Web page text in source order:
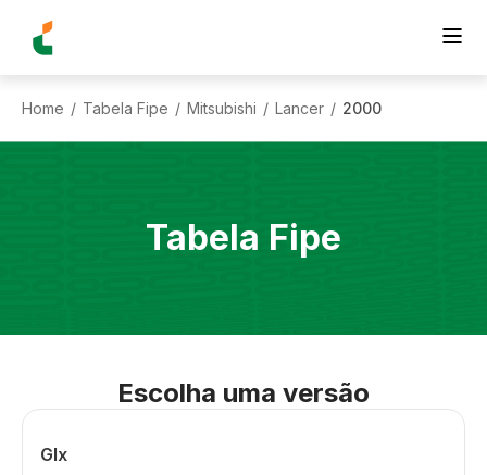
Home / Tabela Fipe / Mitsubishi / Lancer / 2000
Tabela Fipe
Escolha uma versão
Glx